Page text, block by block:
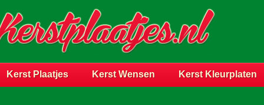
Kerst Plaatjes Kerst Wensen Kerst Kleurplaten